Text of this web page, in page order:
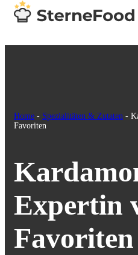
Home - Spezialitäten & Zutaten -
Favoriten
Expertin
Favoriten